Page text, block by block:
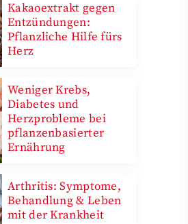
Kakaoextrakt gegen
Entzündungen:
Pflanzliche Hilfe fürs
Herz
Weniger Krebs,
Diabetes und
Herzprobleme bei
pflanzenbasierter
Ernährung
Arthritis: Symptome,
Behandlung & Leben
mit der Krankheit